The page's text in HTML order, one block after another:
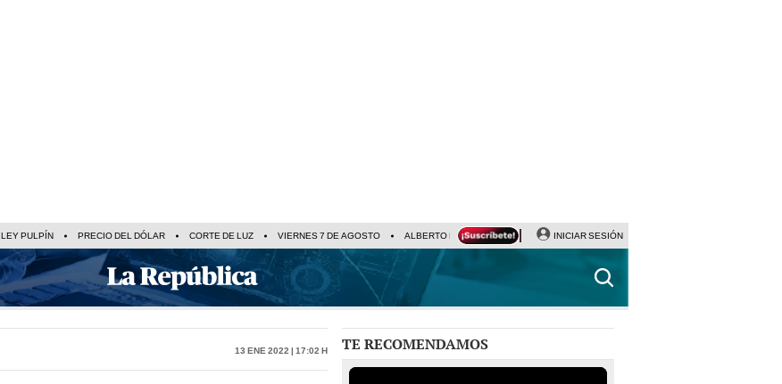
LEY PULPÍN PRECIO DEL DÓLAR CORTE DE LUZ VIERNES 7 DE AGOSTO ALBERTO BENAVIDES NALDY SALDAÑA
INICIAR SESIÓN
13 Ene 2022 | 17:02 h TE RECOMENDAMOS